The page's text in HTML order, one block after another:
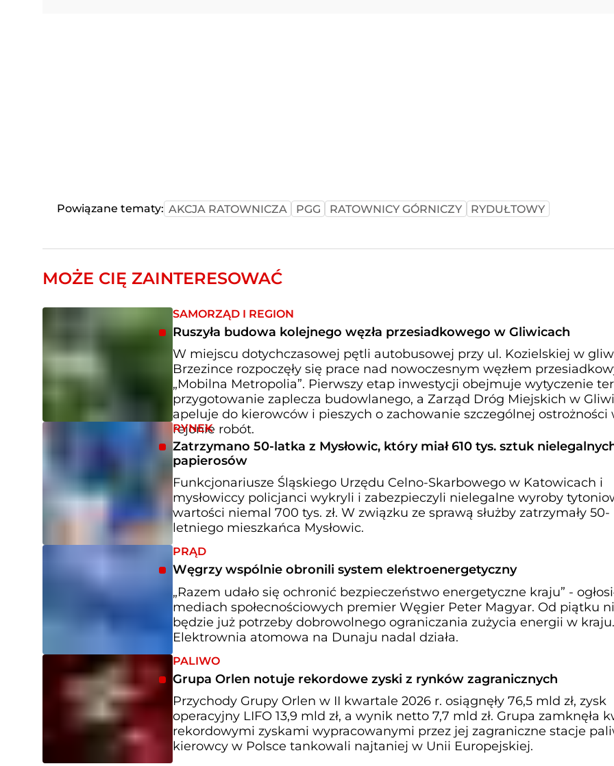
Powiązane tematy: AKCJA RATOWNICZA PGG RATOWNICY GÓRNICZY RYDUŁTOWY
MOŻE CIĘ ZAINTERESOWAĆ
SAMORZĄD I REGION
Ruszyła budowa kolejnego węzła przesiadkowego w Gliwicach
W miejscu dotychczasowej pętli autobusowej przy ul. Kozielskiej w
Brzezince rozpoczęły się prace nad nowoczesnym węzłem
„Mobilna Metropolia”. Pierwszy etap inwestycji obejmuje wytyczenie
przygotowanie zaplecza budowlanego, a Zarząd Dróg Miejskich w
apeluje do kierowców i pieszych o zachowanie szczególnej ostrożności
rejonie robót.
RYNEK
Zatrzymano 50-latka z Mysłowic, który miał 610 tys. sztuk
papierosów
Funkcjonariusze Śląskiego Urzędu Celno-Skarbowego w Katowicach i
mysłowiccy policjanci wykryli i zabezpieczyli nielegalne wyroby
wartości niemal 700 tys. zł. W związku ze sprawą służby zatrzymały 50-
letniego mieszkańca Mysłowic.
PRĄD
Węgrzy wspólnie obronili system elektroenergetyczny
„Razem udało się ochronić bezpieczeństwo energetyczne kraju” -
mediach społecnościowych premier Węgier Peter Magyar. Od piątku
będzie już potrzeby dobrowolnego ograniczania zużycia energii w kraju.
Elektrownia atomowa na Dunaju nadal działa.
PALIWO
Grupa Orlen notuje rekordowe zyski z rynków zagranicznych
Przychody Grupy Orlen w II kwartale 2026 r. osiągnęły 76,5 mld zł, zysk
operacyjny LIFO 13,9 mld zł, a wynik netto 7,7 mld zł. Grupa zamknęła
rekordowymi zyskami wypracowanymi przez jej zagraniczne stacje
kierowcy w Polsce tankowali najtaniej w Unii Europejskiej.